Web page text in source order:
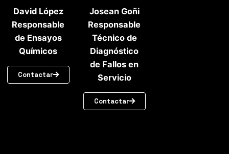
David López
Responsable
de Ensayos
Químicos
Contactar
Josean Goñi
Responsable
Técnico de
Diagnóstico
de Fallos en
Servicio
Contactar